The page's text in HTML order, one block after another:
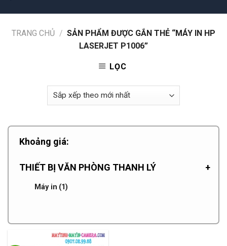
TRANG CHỦ / SẢN PHẨM ĐƯỢC GẮN THẺ “MÁY IN HP
LASERJET P1006”
LỌC
Khoảng giá:
THIẾT BỊ VĂN PHÒNG THANH LÝ +
Máy in (1)